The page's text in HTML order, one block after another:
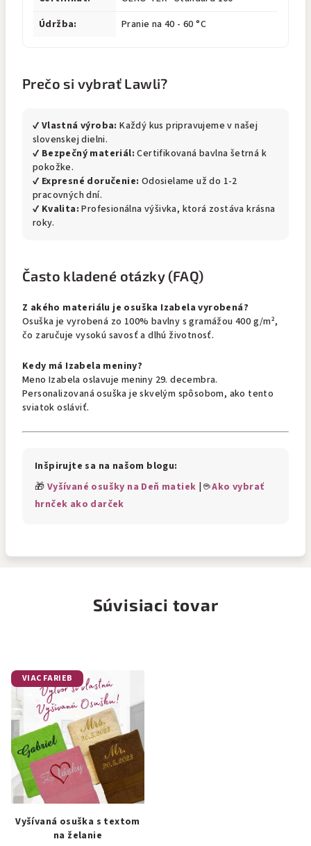
Údržba:
Pranie na 40 - 60 °C
Prečo si vybrať Lawli?
✔ Vlastná výroba: Každý kus pripravujeme v našej
slovenskej dielni.
✔ Bezpečný materiál: Certifikovaná bavlna šetrná k
pokožke.
✔ Expresné doručenie: Odosielame už do 1-2
pracovných dní.
✔ Kvalita: Profesionálna výšivka, ktorá zostáva krásna
roky.
Často kladené otázky (FAQ)
Z akého materiálu je osuška Izabela vyrobená?
Osuška je vyrobená zo 100% bavlny s gramážou 400 g/m²,
čo zaručuje vysokú savosť a dlhú životnosť.
Kedy má Izabela meniny?
Meno Izabela oslavuje meniny 29. decembra.
Personalizovaná osuška je skvelým spôsobom, ako tento
sviatok osláviť.
Inšpirujte sa na našom blogu:
🎁 Vyšívané osušky na Deň matiek | ☕Ako vybrať
hrnček ako darček
Súvisiaci tovar
VIAC FARIEB
Vyšívaná osuška s textom
na želanie